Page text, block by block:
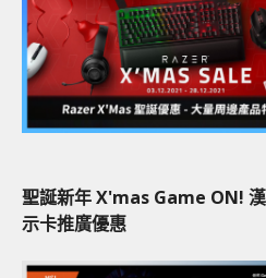
聖誕新年 X'mas Game ON!
示卡推廣優惠